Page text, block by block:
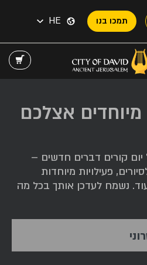
תמכו בנו HE
מיוחדים אצלכם
יום קורים דברים חדשים –
פעילויות מיוחדות
נשמח לעדכן אותך בכל מה